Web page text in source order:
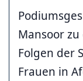
Mansoor
Folgen der
Frauen in